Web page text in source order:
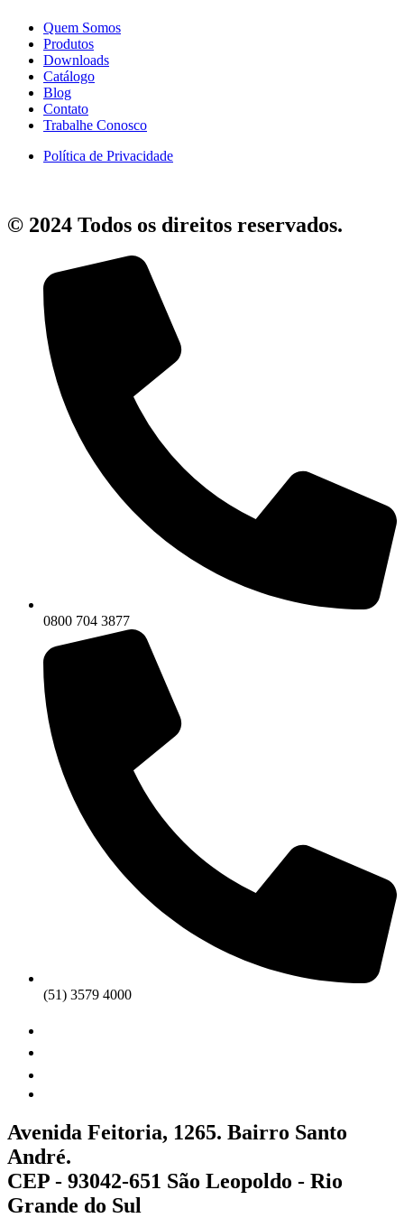
Quem Somos
Produtos
Downloads
Catálogo
Blog
Contato
Trabalhe Conosco
Política de Privacidade
© 2024 Todos os direitos reservados.
0800 704 3877
(51) 3579 4000
Avenida Feitoria, 1265. Bairro Santo
André.
CEP - 93042-651 São Leopoldo - Rio
Grande do Sul